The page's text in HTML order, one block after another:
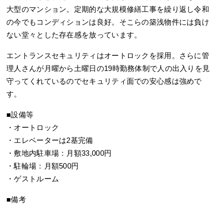
大型のマンション。定期的な大規模修繕工事を繰り返し令和
の今でもコンディションは良好。そこらの築浅物件には負け
ない堂々とした存在感を放っています。
エントランスセキュリティはオートロックを採用。さらに管
理人さんが月曜から土曜日の19時勤務体制で人の出入りを見
守ってくれているのでセキュリティ面での安心感は強めで
す。
■設備等
・オートロック
・エレベーターは2基完備
・敷地内駐車場：月額33,000円
・駐輪場：月額500円
・ゲストルーム
■備考